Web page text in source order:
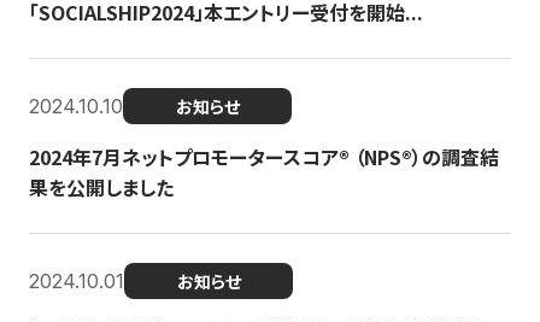
「SOCIALSHIP2024」本エントリー受付を開始...
2024.10.10 お知らせ
2024年7月ネットプロモータースコア®︎ （NPS®︎）の調査結
果を公開しました
2024.10.01 お知らせ